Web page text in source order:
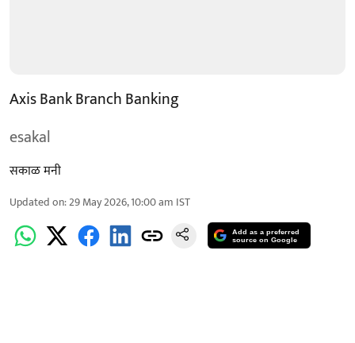
Axis Bank Branch Banking
esakal
सकाळ मनी
Updated on:29 May 2026, 10:00 am IST
Add as a preferred
source on Google